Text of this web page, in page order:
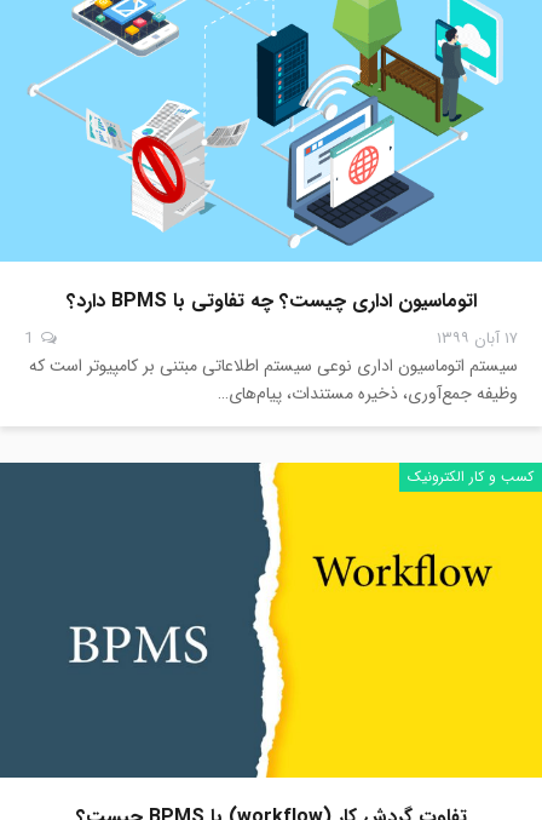
اتوماسیون اداری چیست؟ چه تفاوتی با BPMS دارد؟
۱۷ آبان ۱۳۹۹
سیستم اتوماسیون اداری نوعی سیستم اطلاعاتی مبتنی بر کامپیو‌تر است که
وظیفه جمع‌آوری، ذخیره مستندات، پیام‌های…
کسب و کار الکترونیک